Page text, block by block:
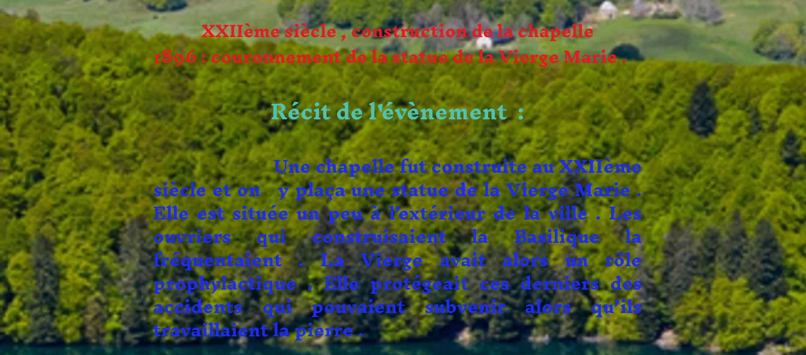
XXIIème siècle , construction de la chapelle
1896 : couronnement de la statue de la Vierge Marie .
Récit de l'évènement:
Une chapelle fut construite au XXIIème
siècle et on y plaça une statue de la Vierge Marie .
Elle est située un peu à l’extérieur de la ville . Les
ouvriers qui construisaient la Basilique la
fréquentaient . La Vierge avait alors un rôle
prophylactique . Elle protégeait ces derniers des
accidents qui pouvaient subvenir alors qu’ils
travaillaient la pierre .